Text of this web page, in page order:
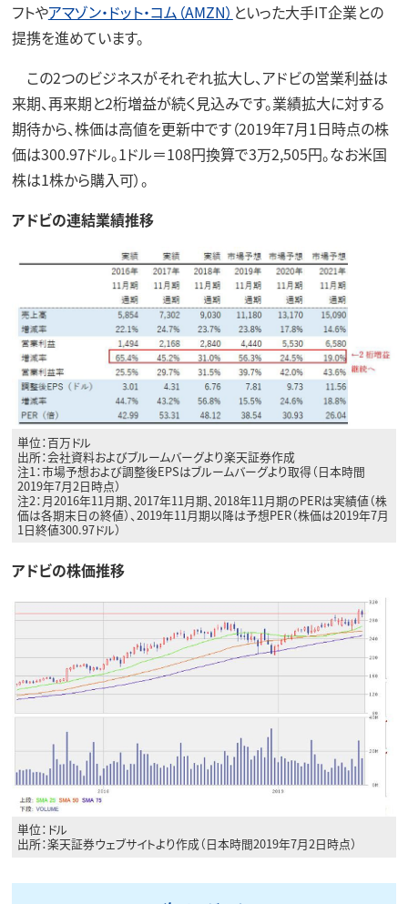
フトやアマゾン・ドット・コム（AMZN） といった大手IT企業との
提携を進めています。
この2つのビジネスがそれぞれ拡大し、アドビの営業利益は
来期、再来期と2桁増益が続く見込みです。業績拡大に対する
期待から、株価は高値を更新中です（2019年7月1日時点の株
価は300.97ドル。1ドル＝108円換算で3万2,505円。なお米国
株は1株から購入可）。
アドビの連結業績推移
単位：百万ドル
出所：会社資料およびブルームバーグより楽天証券作成
注1：市場予想および調整後EPSはブルームバーグより取得（日本時間
2019年7月2日時点）
注2：月2016年11月期、2017年11月期、2018年11月期のPERは実績値（株
価は各期末日の終値）、2019年11月期以降は予想PER（株価は2019年7月
1日終値300.97ドル）
アドビの株価推移
単位：ドル
出所：楽天証券ウェブサイトより作成（日本時間2019年7月2日時点）